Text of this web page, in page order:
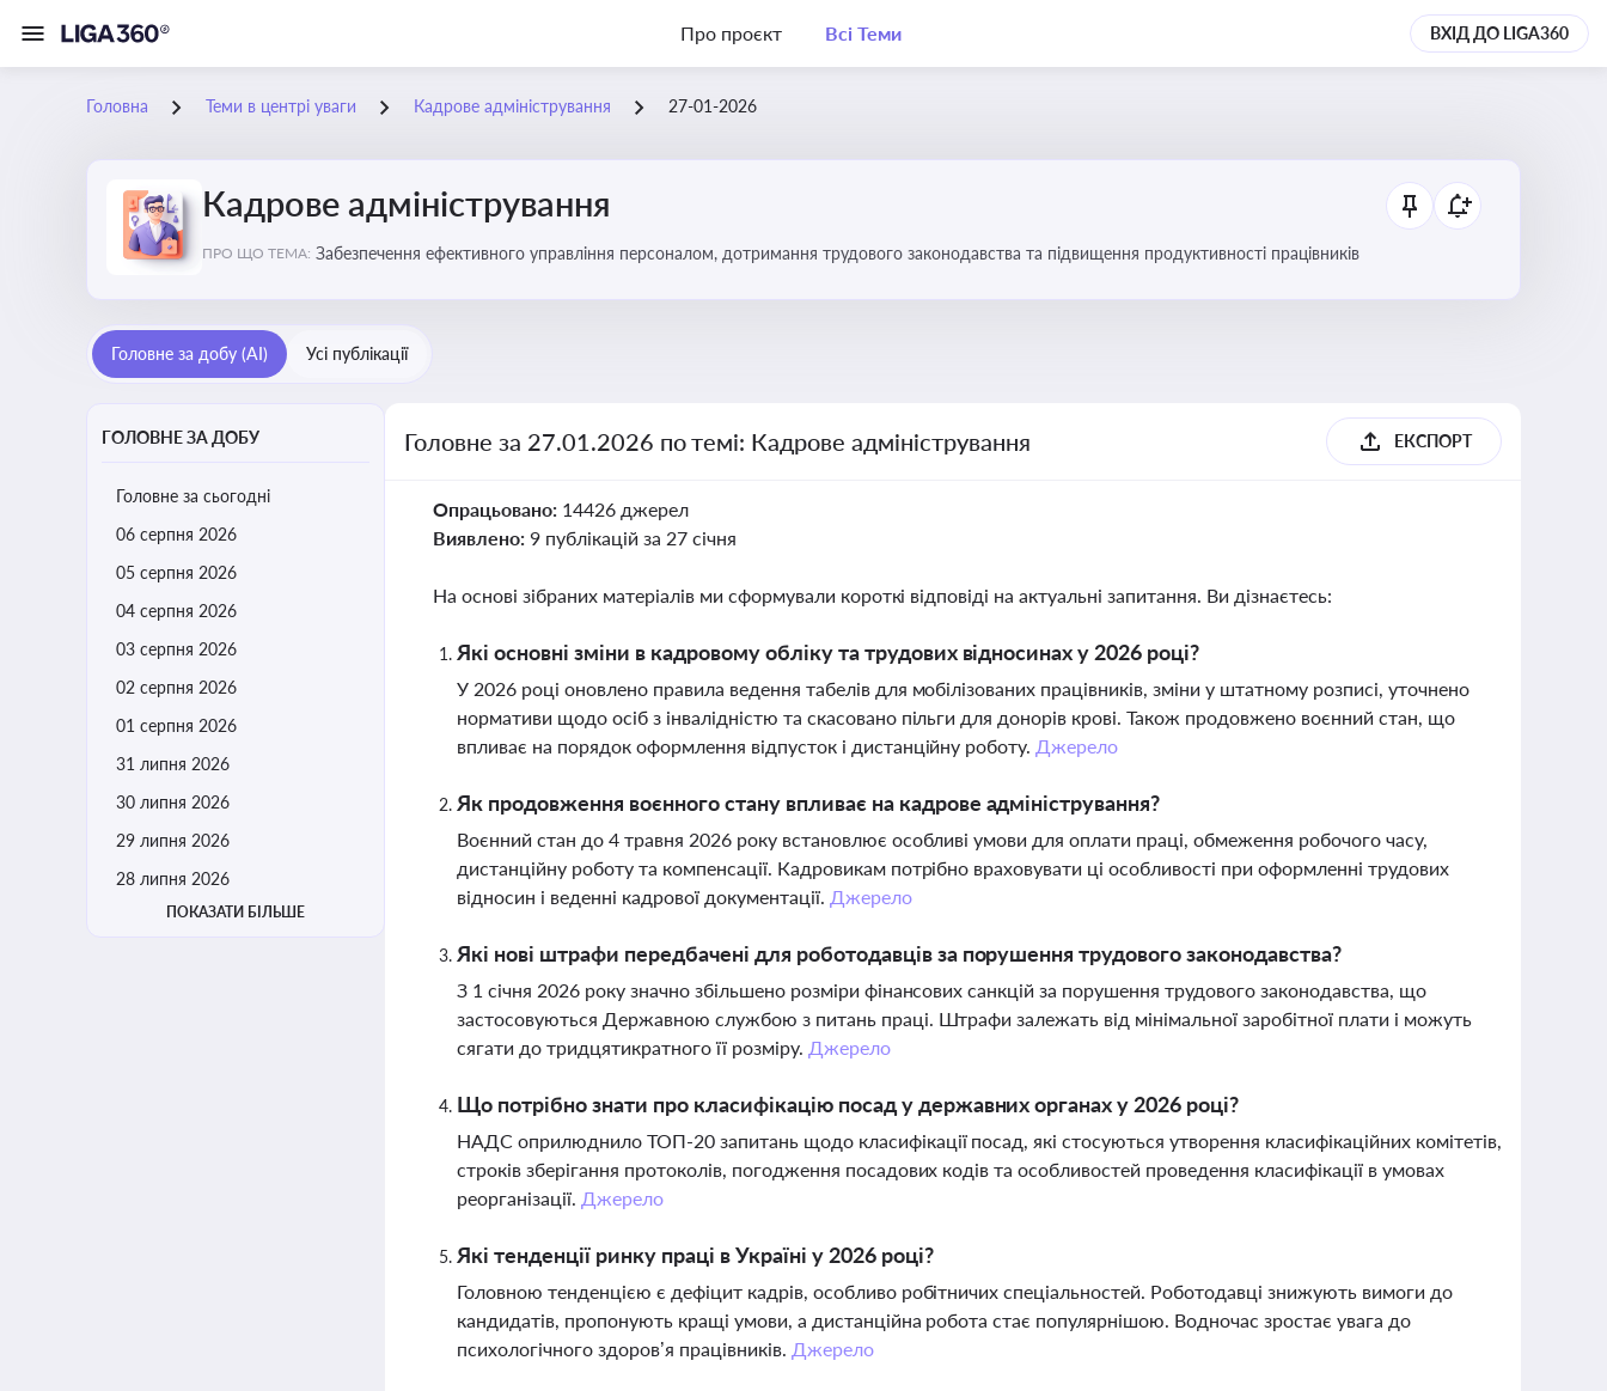
Про проєкт Всі Теми ВХІД ДО LIGA360
Головна Теми в центрі уваги Кадрове адміністрування 27-01-2026
Кадрове адміністрування
ПРО ЩО ТЕМА: Забезпечення ефективного управління персоналом, дотримання трудового законодавства та підвищення продуктивності працівників
Головне за добу (AI) Усі публікації
ГОЛОВНЕ ЗА ДОБУ
Головне за сьогодні
06 серпня 2026
05 серпня 2026
04 серпня 2026
03 серпня 2026
02 серпня 2026
01 серпня 2026
31 липня 2026
30 липня 2026
29 липня 2026
28 липня 2026
ПОКАЗАТИ БІЛЬШЕ
Головне за 27.01.2026 по темі: Кадрове адміністрування ЕКСПОРТ
Опрацьовано: 14426 джерел
Виявлено: 9 публікацій за 27 січня
На основі зібраних матеріалів ми сформували короткі відповіді на актуальні запитання. Ви дізнаєтесь:
Які основні зміни в кадровому обліку та трудових відносинах у 2026 році?
У 2026 році оновлено правила ведення табелів для мобілізованих працівників, зміни у штатному розписі, уточнено
нормативи щодо осіб з інвалідністю та скасовано пільги для донорів крові. Також продовжено воєнний стан, що
впливає на порядок оформлення відпусток і дистанційну роботу. Джерело
Як продовження воєнного стану впливає на кадрове адміністрування?
Воєнний стан до 4 травня 2026 року встановлює особливі умови для оплати праці, обмеження робочого часу,
дистанційну роботу та компенсації. Кадровикам потрібно враховувати ці особливості при оформленні трудових
відносин і веденні кадрової документації. Джерело
Які нові штрафи передбачені для роботодавців за порушення трудового законодавства?
З 1 січня 2026 року значно збільшено розміри фінансових санкцій за порушення трудового законодавства, що
застосовуються Державною службою з питань праці. Штрафи залежать від мінімальної заробітної плати і можуть
сягати до тридцятикратного її розміру. Джерело
Що потрібно знати про класифікацію посад у державних органах у 2026 році?
НАДС оприлюднило ТОП-20 запитань щодо класифікації посад, які стосуються утворення класифікаційних комітетів,
строків зберігання протоколів, погодження посадових кодів та особливостей проведення класифікації в умовах
реорганізації. Джерело
Які тенденції ринку праці в Україні у 2026 році?
Головною тенденцією є дефіцит кадрів, особливо робітничих спеціальностей. Роботодавці знижують вимоги до
кандидатів, пропонують кращі умови, а дистанційна робота стає популярнішою. Водночас зростає увага до
психологічного здоров’я працівників. Джерело